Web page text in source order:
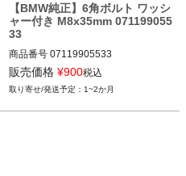
【BMW純正】6角ボルト ワッシ
ャー付き M8x35mm 071199055
33
商品番号 07119905533
7119905533
販売価格 ¥900税込
1~2か月